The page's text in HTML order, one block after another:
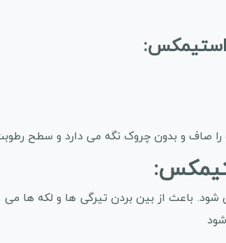
صاف و بدون چروک نگه می دارد و سطح
باعث از بین بردن تیرگی ها و لکه ها می